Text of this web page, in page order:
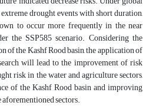
drought events with short duration,
to occur more frequently in the near
the SSP585 scenario. Considering the
of the Kashf Rood basin, the application of
will lead to the improvement of risk
risk in the water and agriculture sectors,
of the Kashf Rood basin and improving
sectors.